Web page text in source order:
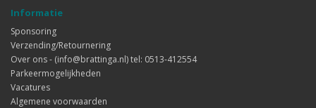
Informatie
Sponsoring
Verzending/Retournering
Over ons - (info@brattinga.nl) tel: 0513-412554
Parkeermogelijkheden
Vacatures
Algemene voorwaarden